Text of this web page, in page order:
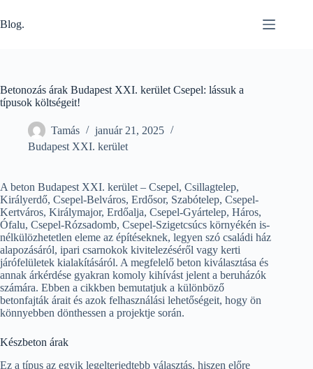
to
content
Blog.
Betonozás árak Budapest XXI. kerület Csepel: lássuk a
típusok költségeit!
Tamás
január 21, 2025
Budapest XXI. kerület
A beton Budapest XXI. kerület – Csepel, Csillagtelep,
Királyerdő, Csepel-Belváros, Erdősor, Szabótelep, Csepel-
Kertváros, Királymajor, Erdőalja, Csepel-Gyártelep, Háros,
Ófalu, Csepel-Rózsadomb, Csepel-Szigetcsúcs környékén is-
nélkülözhetetlen eleme az építéseknek, legyen szó családi ház
alapozásáról, ipari csarnokok kivitelezéséről vagy kerti
járófelületek kialakításáról. A megfelelő beton kiválasztása és
annak árkérdése gyakran komoly kihívást jelent a beruházók
számára. Ebben a cikkben bemutatjuk a különböző
betonfajták árait és azok felhasználási lehetőségeit, hogy ön
könnyebben dönthessen a projektje során.
Készbeton árak
Ez a típus az egyik legelterjedtebb választás, hiszen előre